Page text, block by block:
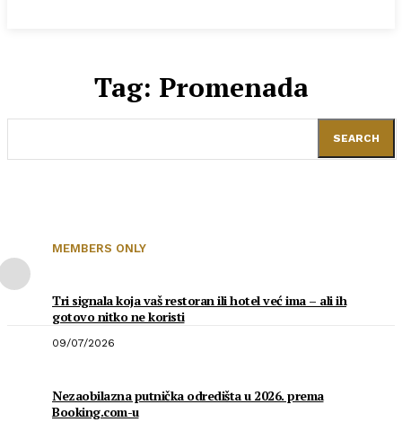
Tag: Promenada
SEARCH
MEMBERS ONLY
Tri signala koja vaš restoran ili hotel već ima – ali ih
gotovo nitko ne koristi
09/07/2026
Nezaobilazna putnička odredišta u 2026. prema
Booking.com-u